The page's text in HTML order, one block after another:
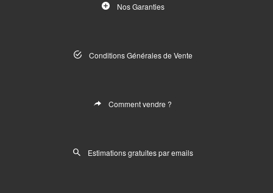
Nos Garanties
Conditions Générales de Vente
Comment vendre ?
Estimations gratuites par emails